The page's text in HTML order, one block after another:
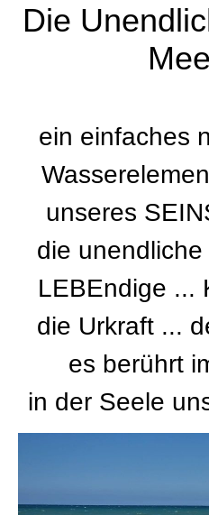
Die
ein einfaches
unseres
die
LEBEndige ...
die Urkraft ...
es berührt
in der Seele